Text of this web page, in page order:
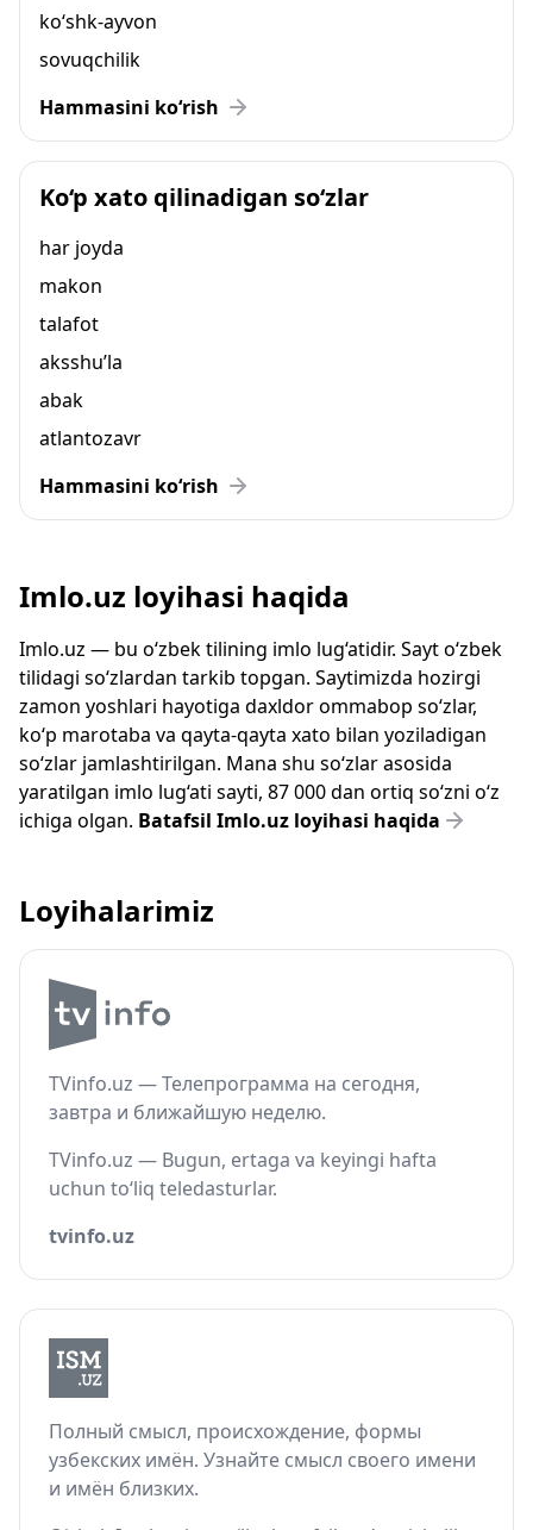
ko‘shk-ayvon
sovuqchilik
Hammasini ko‘rish
Ko‘p xato qilinadigan so‘zlar
har joyda
makon
talafot
aksshu’la
abak
atlantozavr
Hammasini ko‘rish
Imlo.uz loyihasi haqida
Imlo.uz — bu o‘zbek tilining imlo lug‘atidir. Sayt o‘zbek
tilidagi so‘zlardan tarkib topgan. Saytimizda hozirgi
zamon yoshlari hayotiga daxldor ommabop so‘zlar,
ko‘p marotaba va qayta-qayta xato bilan yoziladigan
so‘zlar jamlashtirilgan. Mana shu so‘zlar asosida
yaratilgan imlo lug‘ati sayti, 87 000 dan ortiq so‘zni o‘z
ichiga olgan. Batafsil Imlo.uz loyihasi haqida
Loyihalarimiz
TVinfo.uz — Телепрограмма на сегодня,
завтра и ближайшую неделю.
TVinfo.uz — Bugun, ertaga va keyingi hafta
uchun to‘liq teledasturlar.
tvinfo.uz
Полный смысл, происхождение, формы
узбекских имён. Узнайте смысл своего имени
и имён близких.